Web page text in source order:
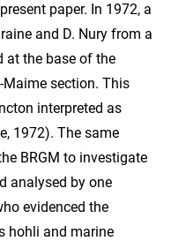
paper. In 1972, a
and D. Nury from a
at the base of the
Maime section. This
interpreted as
1972). The same
BRGM to investigate
analysed by one
evidenced the
hohli and marine